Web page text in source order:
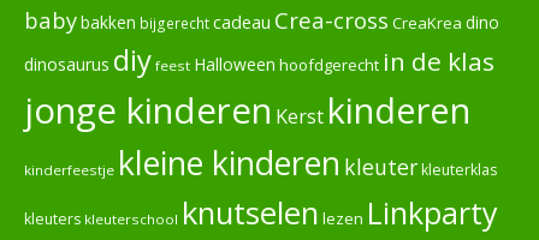
babybakken bijgerechtcadeau Crea-cross CreaKrea dino
dinosaurus diy feest Halloween hoofdgerecht in de klas
jonge kinderen Kerst kinderen
kinderfeestje kleine kinderen kleuterkleuterklas
kleuters kleuterschool knutselen lezen Linkparty